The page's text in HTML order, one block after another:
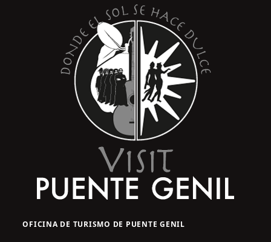
OFICINA DE TURISMO DE PUENTE GENIL